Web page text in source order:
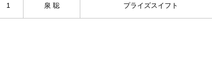
1 泉 聡 プライズスイフト